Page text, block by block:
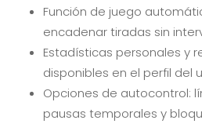
Función de juego
encadenar tiradas sin
Estadísticas personales y
disponibles en el perfil del
Opciones de autocontrol:
pausas temporales y